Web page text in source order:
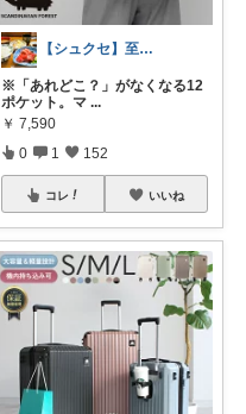
【シュクセ】至高のバッグコレクション🛍
※「あれどこ？」がなくなる12
ポケット。マ ...
￥ 7,590
0 1 152
コレ いいね